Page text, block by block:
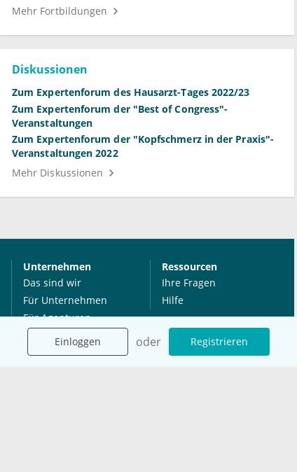
Einloggen oder Registrieren
Mehr Fortbildungen
Diskussionen
Zum Expertenforum des Hausarzt-Tages 2022/23
Zum Expertenforum der "Best of Congress"-
Veranstaltungen
Zum Expertenforum der "Kopfschmerz in der Praxis"-
Veranstaltungen 2022
Mehr Diskussionen
Unternehmen
Das sind wir
Für Unternehmen
Für Agenturen
Mediadaten
Presse
Ressourcen
Ihre Fragen
Hilfe